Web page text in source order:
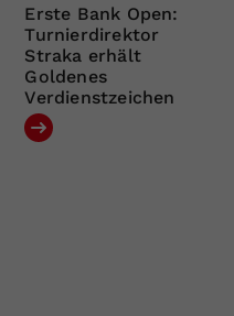
Erste Bank Open:
Turnierdirektor
Straka erhält
Goldenes
Verdienstzeichen